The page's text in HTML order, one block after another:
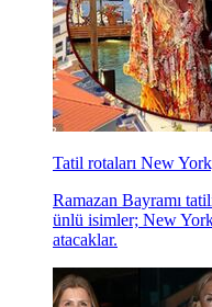
Tatil rotaları New
Ramazan Bayramı
ünlü isimler; New
atacaklar.